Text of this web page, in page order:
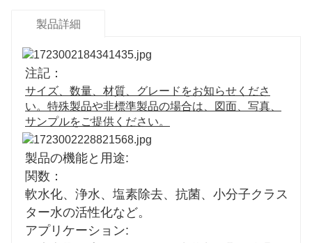
- ROシステム後のpH値を8.5～9.5に上げる、
- ORP値を-150mV～-300mVに下げる、
- 匂いと味を改善します。
製品詳細
注記：
サイズ、数量、材質、グレードをお知らせくださ
い。特殊製品や非標準製品の場合は、図面、写真、
サンプルをご提供ください。
製品の機能と用途:
関数：
軟水化、浄水、塩素除去、抗菌、小分子クラス
ター水の活性化など。
アプリケーション: